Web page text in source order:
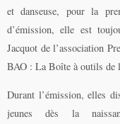
et danseuse, pour la
d’émission, elle est
Jacquot de l’association
BAO : La Boîte à outils de
Durant l’émission, elles
jeunes dès la